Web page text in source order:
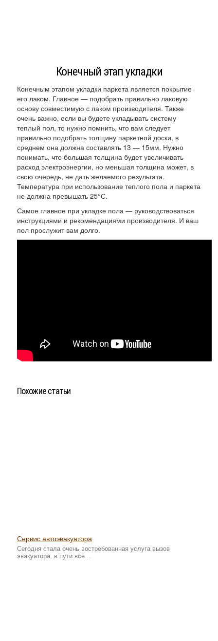
Конечный этап укладки
Конечным этапом укладки паркета является покрытие
его лаком. Главное — подобрать правильно лаковую
основу совместимую с лаком производителя. Также
очень важно, если вы будете укладывать систему
теплый пол, то нужно помнить, что вам следует
правильно подобрать толщину паркетной доски, в
среднем она должна составлять 13 — 15мм. Нужно
понимать, что большая толщина будет увеличивать
расход электроэнергии, но меньшая толщина может, в
свою очередь, не дать желаемого результата.
Температура при использование теплого пола и паркета
не должна превышать 25°С.
Самое главное при укладке пола — руководствоваться
инструкциями и рекомендациями производителя. И ваш
пол прослужит вам долго.
Похожие статьи
Сервис автоэвакуатора
Сегодня стала очень востребованная услуга вызов
эвакуатора, в пути все...